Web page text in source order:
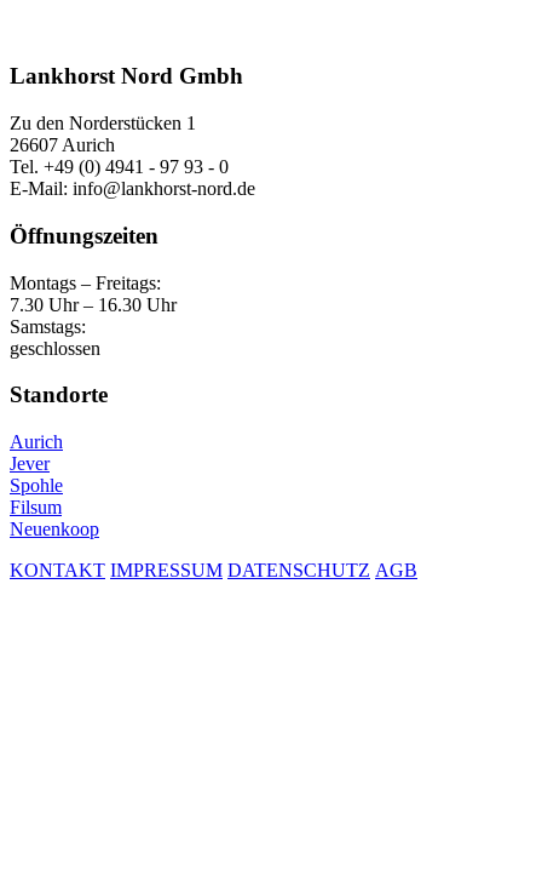
Lankhorst Nord Gmbh
Zu den Norderstücken 1
26607 Aurich
Tel. +49 (0) 4941 - 97 93 - 0
E-Mail: info@lankhorst-nord.de
Öffnungszeiten
Montags – Freitags:
7.30 Uhr – 16.30 Uhr
Samstags:
geschlossen
Standorte
Aurich
Jever
Spohle
Filsum
Neuenkoop
KONTAKT IMPRESSUM DATENSCHUTZ AGB